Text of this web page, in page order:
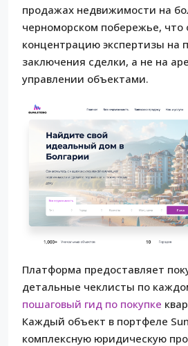
продажах недвижимости на
черноморском побережье, что
концентрацию экспертизы на
заключения сделки, а не на
управлении объектами.
Платформа предоставляет
детальные чеклисты по
пошаговый гид по покупке
Каждый объект в портфеле
комплексную юридическую